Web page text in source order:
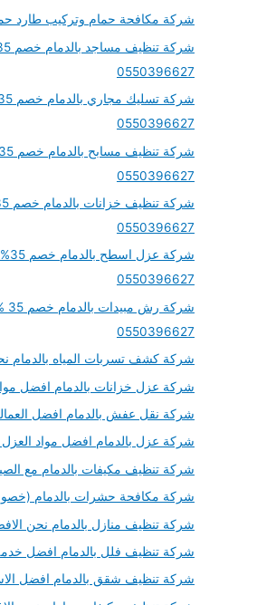
شركة مكافحة حمام وتركيب طارد حمام
0550396627
0550396627
0550396627
0550396627
شركة
0550396627
0550396627
شركة كشف تسربات المياه بالدمام
شركة عزل خزانات بالدمام افضل
شركة نقل عفش بالدمام افضل
شركة عزل بالدمام افضل مواد العزل
شركة تنظيف مكيفات بالدمام مع
شركة مكافحة حشرات بالدمام
شركة تنظيف منازل بالدمام نحن
شركة تنظيف فلل بالدمام افضل
شركة تنظيف شقق بالدمام افضل